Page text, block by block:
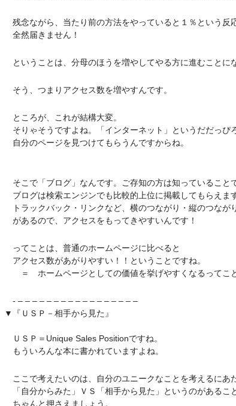
残念ながら、当たり前の方法をやっていると１％という反
全然届きません！
ということは、分母のほうを増やしてやる方に進むことにな
そう、つまりアクセス数を増やすんです。
ところが、これが結構大変。
そりゃそうですよね。「インターネット」というだだっぴ
自分のページを見つけてもらうんですからね。
そこで「ブログ」なんです。ご存知の方は知っていることで
ブログは検索エンジンでも比較的上位に掲載してもらえま
トラックバック・リンクなど、横のつながり・縦のつなが
があるので、アクセスをもってきやすいんです！
ってことは、普通のホームページに比べると
アクセス数があがりやすい！！ということですね。
＝ ホームページとしての価値を挙げやすくなるってこと
- – – – – – – – – – – – – – – – – –
▼『ＵＳＰ－相手から見た』
ＵＳＰ＝Unique Sales Positionですね。
もういろんな本に書かれていますよね。
ここで考えたいのは、自分のユニークなことを考えるにあ
「自分からみた」ＶＳ「相手から見た」というのがあるこ
ちゃんと押さえましょう。